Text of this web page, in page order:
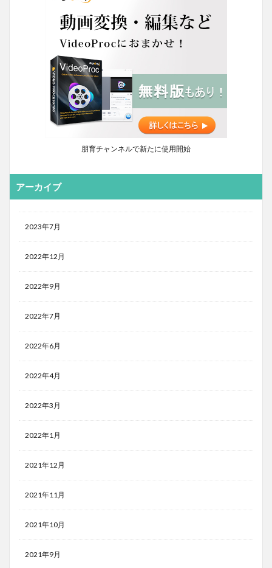
朋育チャンネルで新たに使用開始
アーカイブ
2023年7月
2022年12月
2022年9月
2022年7月
2022年6月
2022年4月
2022年3月
2022年1月
2021年12月
2021年11月
2021年10月
2021年9月